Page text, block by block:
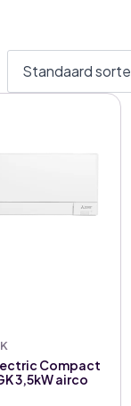
Compact
3,5kW airco